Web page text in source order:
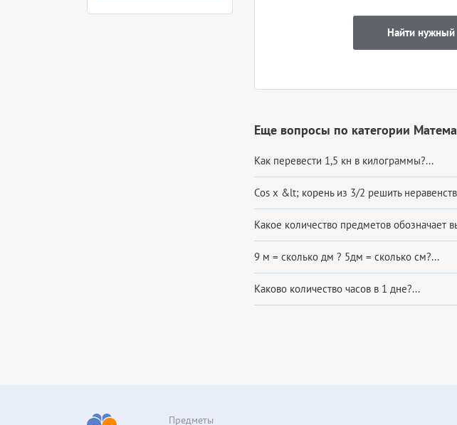
Найти нужный
Еще вопросы по категории
Как перевести 1,5 кн в килограммы?...
Cos x &lt; корень из 3/2 решить
Какое количество предметов
9 м = сколько дм ? 5дм = сколько см?...
Каково количество часов в 1 дне?...
Предметы